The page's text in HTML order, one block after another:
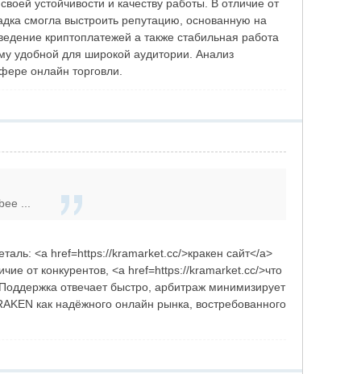
устойчивости и качеству работы. В отличие от
смогла выстроить репутацию, основанную на
криптоплатежей а также стабильная работа
удобной для широкой аудитории. Анализ
онлайн торговли.
...
<a href=https://kramarket.cc/>кракен сайт</a>
от конкурентов, <a href=https://kramarket.cc/>что
отвечает быстро, арбитраж минимизирует
как надёжного онлайн рынка, востребованного